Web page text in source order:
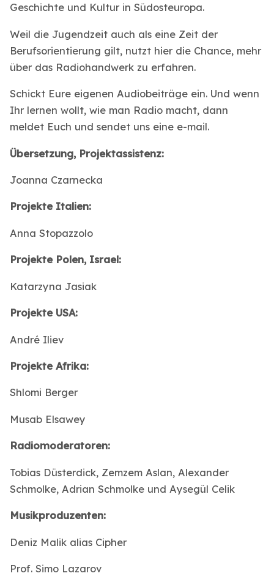
Geschichte und Kultur in Südosteuropa.
Weil die Jugendzeit auch als eine Zeit der
Berufsorientierung gilt, nutzt hier die Chance, mehr
über das Radiohandwerk zu erfahren.
Schickt Eure eigenen Audiobeiträge ein. Und wenn
Ihr lernen wollt, wie man Radio macht, dann
meldet Euch und sendet uns eine e-mail.
Übersetzung, Projektassistenz:
Joanna Czarnecka
Projekte Italien:
Anna Stopazzolo
Projekte Polen, Israel:
Katarzyna Jasiak
Projekte USA:
André Iliev
Projekte Afrika:
Shlomi Berger
Musab Elsawey
Radiomoderatoren:
Tobias Düsterdick, Zemzem Aslan, Alexander
Schmolke, Adrian Schmolke und Aysegül Celik
Musikproduzenten:
Deniz Malik alias Cipher
Prof. Simo Lazarov